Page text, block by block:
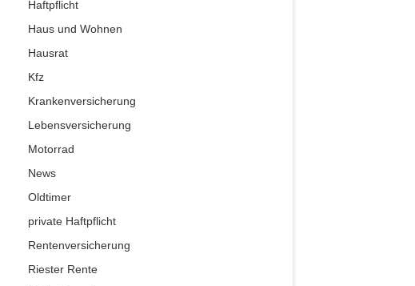
Haftpflicht
Haus und Wohnen
Hausrat
Kfz
Krankenversicherung
Lebensversicherung
Motorrad
News
Oldtimer
private Haftpflicht
Rentenversicherung
Riester Rente